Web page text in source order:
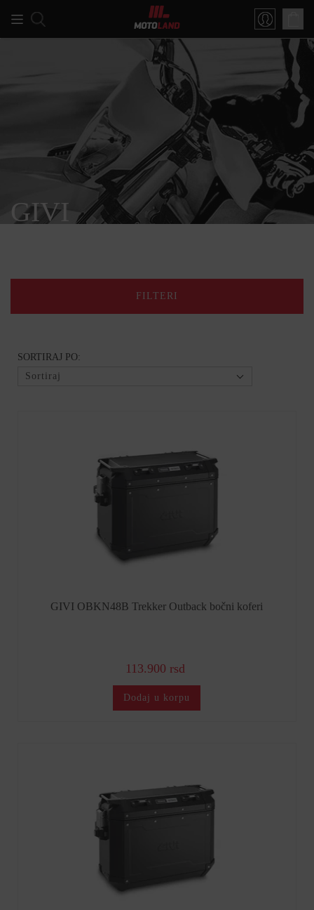
GIVI
FILTERI
SORTIRAJ PO:
Sortiraj
GIVI OBKN48B Trekker Outback bočni koferi
113.900 rsd
Dodaj u korpu